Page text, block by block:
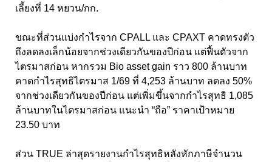
เลี้ยงที่ 14 หยวน/กก.
ขณะที่ส่วนแบ่งกำไรจาก CPALL และ CPAXT คาดทรงตัว
ถึงลดลงเล็กน้อยจากช่วงเดียวกันของปีก่อน แต่ฟื้นตัวจาก
ไตรมาสก่อน หากรวม Bio asset gain ราว 800 ล้านบาท
คาดกำไรสุทธิไตรมาส 1/69 ที่ 4,253 ล้านบาท ลดลง 50%
จากช่วงเดียวกันของปีก่อน แต่เพิ่มขึ้นจากกำไรสุทธิ 1,085
ล้านบาทในไตรมาสก่อน แนะนำ “ถือ” ราคาเป้าหมาย
23.50 บาท
ส่วน TRUE ล่าสุดรายงานกำไรสุทธิหลังหักภาษีจำนวน